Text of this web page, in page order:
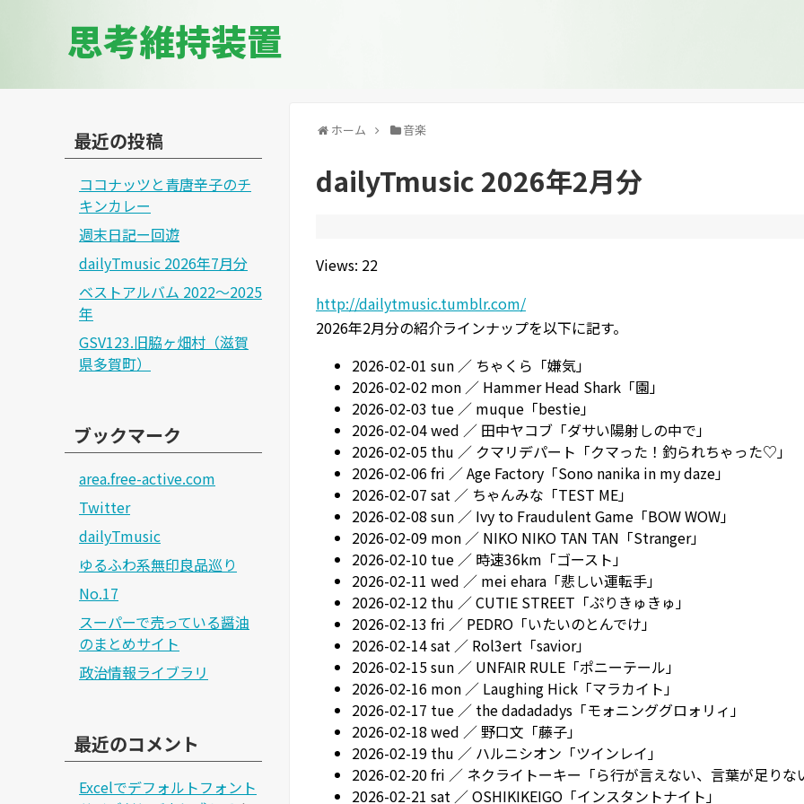
思考維持装置
ホーム 音楽
dailyTmusic 2026年2月分
Views: 22
http://dailytmusic.tumblr.com/
2026年2月分の紹介ラインナップを以下に記す。
2026-02-01 sun ／ ちゃくら「嫌気」
2026-02-02 mon ／ Hammer Head Shark「園」
2026-02-03 tue ／ muque「bestie」
2026-02-04 wed ／ 田中ヤコブ「ダサい陽射しの中で」
2026-02-05 thu ／ クマリデパート「クマった！釣られちゃった♡」
2026-02-06 fri ／ Age Factory「Sono nanika in my daze」
2026-02-07 sat ／ ちゃんみな「TEST ME」
2026-02-08 sun ／ Ivy to Fraudulent Game「BOW WOW」
2026-02-09 mon ／ NIKO NIKO TAN TAN「Stranger」
2026-02-10 tue ／ 時速36km「ゴースト」
2026-02-11 wed ／ mei ehara「悲しい運転手」
2026-02-12 thu ／ CUTIE STREET「ぷりきゅきゅ」
2026-02-13 fri ／ PEDRO「いたいのとんでけ」
2026-02-14 sat ／ Rol3ert「savior」
2026-02-15 sun ／ UNFAIR RULE「ポニーテール」
2026-02-16 mon ／ Laughing Hick「マラカイト」
2026-02-17 tue ／ the dadadadys「モォニンググロォリィ」
2026-02-18 wed ／ 野口文「藤子」
2026-02-19 thu ／ ハルニシオン「ツインレイ」
2026-02-20 fri ／ ネクライトーキー「ら行が言えない、言葉が足りな
2026-02-21 sat ／ OSHIKIKEIGO「インスタントナイト」
最近の投稿
ココナッツと青唐辛子のチ
キンカレー
週末日記ー回遊
dailyTmusic 2026年7月分
ベストアルバム 2022～2025
年
GSV123.旧脇ヶ畑村（滋賀
県多賀町）
ブックマーク
area.free-active.com
Twitter
dailyTmusic
ゆるふわ系無印良品巡り
No.17
スーパーで売っている醤油
のまとめサイト
政治情報ライブラリ
最近のコメント
Excelでデフォルトフォント